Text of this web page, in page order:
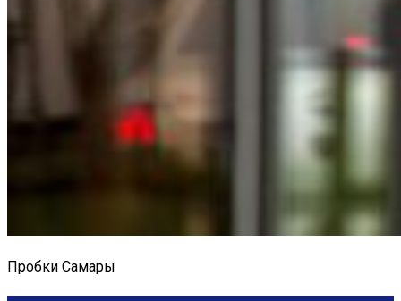
Пробки Самары